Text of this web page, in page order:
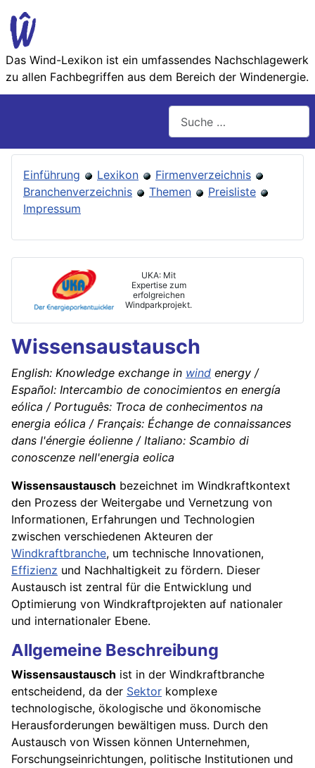
Das Wind-Lexikon ist ein umfassendes Nachschlage­werk
zu allen Fachbegriffen aus dem Bereich der Wind­energie.
Einführung Lexikon
Firmenverzeichnis
Branchenverzeichnis
Themen
Preisliste
Impressum
UKA: Mit
Expertise zum
erfolgreichen
Windparkprojekt.
Wissensaustausch
English: Knowledge exchange in wind energy /
Español: Intercambio de conocimientos en energía
eólica / Português: Troca de conhecimentos na
energia eólica / Français: Échange de connaissances
dans l'énergie éolienne / Italiano: Scambio di
conoscenze nell'energia eolica
Wissensaustausch bezeichnet im Windkraftkontext
den Prozess der Weitergabe und Vernetzung von
Informationen, Erfahrungen und Technologien
zwischen verschiedenen Akteuren der
Windkraftbranche, um technische Innovationen,
Effizienz und Nachhaltigkeit zu fördern. Dieser
Austausch ist zentral für die Entwicklung und
Optimierung von Windkraftprojekten auf nationaler
und internationaler Ebene.
Allgemeine Beschreibung
Wissensaustausch ist in der Windkraftbranche
entscheidend, da der Sektor komplexe
technologische, ökologische und ökonomische
Herausforderungen bewältigen muss. Durch den
Austausch von Wissen können Unternehmen,
Forschungseinrichtungen, politische Institutionen und